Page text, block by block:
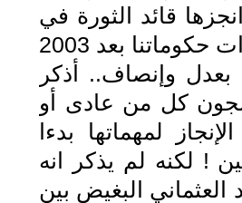
قائد الثورة في
أقل من خمسة سنين ثم قارنوا بمنجزات حكوماتنا بعد 2003
وإنصاف.. أذكر
في السجون كل من عادى أو
لمهماتها بدءا
! لكنه لم يذكر انه
العثماني البغيض بين